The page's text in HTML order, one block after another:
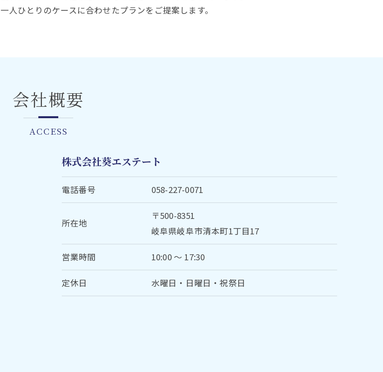
一人ひとりのケースに合わせたプランをご提案します。
会社概要
ACCESS
株式会社葵エステート
電話番号 058-227-0071
所在地
〒500-8351
岐阜県岐阜市清本町1丁目17
営業時間 10:00 〜 17:30
定休日 水曜日・日曜日・祝祭日